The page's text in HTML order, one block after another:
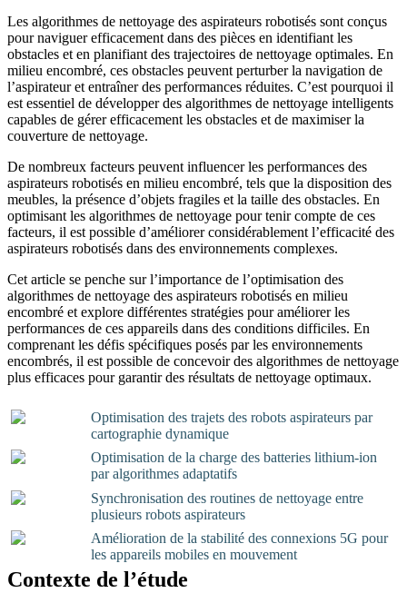
Les algorithmes de nettoyage des aspirateurs robotisés sont conçus
pour naviguer efficacement dans des pièces en identifiant les
obstacles et en planifiant des trajectoires de nettoyage optimales. En
milieu encombré, ces obstacles peuvent perturber la navigation de
l’aspirateur et entraîner des performances réduites. C’est pourquoi il
est essentiel de développer des algorithmes de nettoyage intelligents
capables de gérer efficacement les obstacles et de maximiser la
couverture de nettoyage.
De nombreux facteurs peuvent influencer les performances des
aspirateurs robotisés en milieu encombré, tels que la disposition des
meubles, la présence d’objets fragiles et la taille des obstacles. En
optimisant les algorithmes de nettoyage pour tenir compte de ces
facteurs, il est possible d’améliorer considérablement l’efficacité des
aspirateurs robotisés dans des environnements complexes.
Cet article se penche sur l’importance de l’optimisation des
algorithmes de nettoyage des aspirateurs robotisés en milieu
encombré et explore différentes stratégies pour améliorer les
performances de ces appareils dans des conditions difficiles. En
comprenant les défis spécifiques posés par les environnements
encombrés, il est possible de concevoir des algorithmes de nettoyage
plus efficaces pour garantir des résultats de nettoyage optimaux.
Optimisation des trajets des robots aspirateurs par
cartographie dynamique
Optimisation de la charge des batteries lithium-ion
par algorithmes adaptatifs
Synchronisation des routines de nettoyage entre
plusieurs robots aspirateurs
Amélioration de la stabilité des connexions 5G pour
les appareils mobiles en mouvement
Contexte de l’étude